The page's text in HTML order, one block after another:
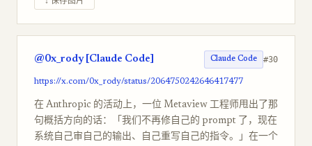
@0x_rody [Claude Code] Claude Code #30
https://x.com/0x_rody/status/2064750242646417477
在 Anthropic 的活动上，一位 Metaview 工程师甩出了那
句概括方向的话：「我们不再修自己的 prompt 了，现在
系统自己审自己的输出、自己重写自己的指令。」在一个